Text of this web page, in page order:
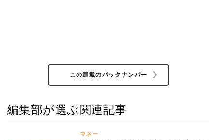
この連載のバックナンバー
編集部が選ぶ関連記事
マネー